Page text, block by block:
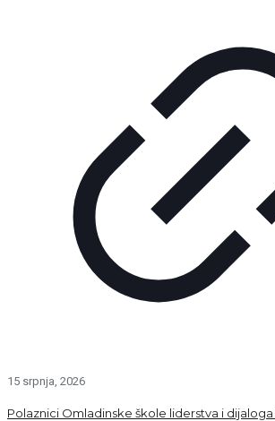
15 srpnja, 2026
Polaznici Omladinske škole liderstva i dijaloga